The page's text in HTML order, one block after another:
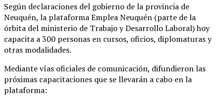
Según declaraciones del gobierno de la provincia de
Neuquén, la plataforma Emplea Neuquén (parte de la
órbita del ministerio de Trabajo y Desarrollo Laboral) hoy
capacita a 300 personas en cursos, oficios, diplomaturas y
otras modalidades.
Mediante vías oficiales de comunicación, difundieron las
próximas capacitaciones que se llevarán a cabo en la
plataforma: